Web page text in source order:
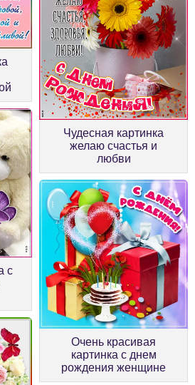
Чудесная картинка
желаю счастья и
любви
с
Очень красивая
картинка с днем
рождения женщине